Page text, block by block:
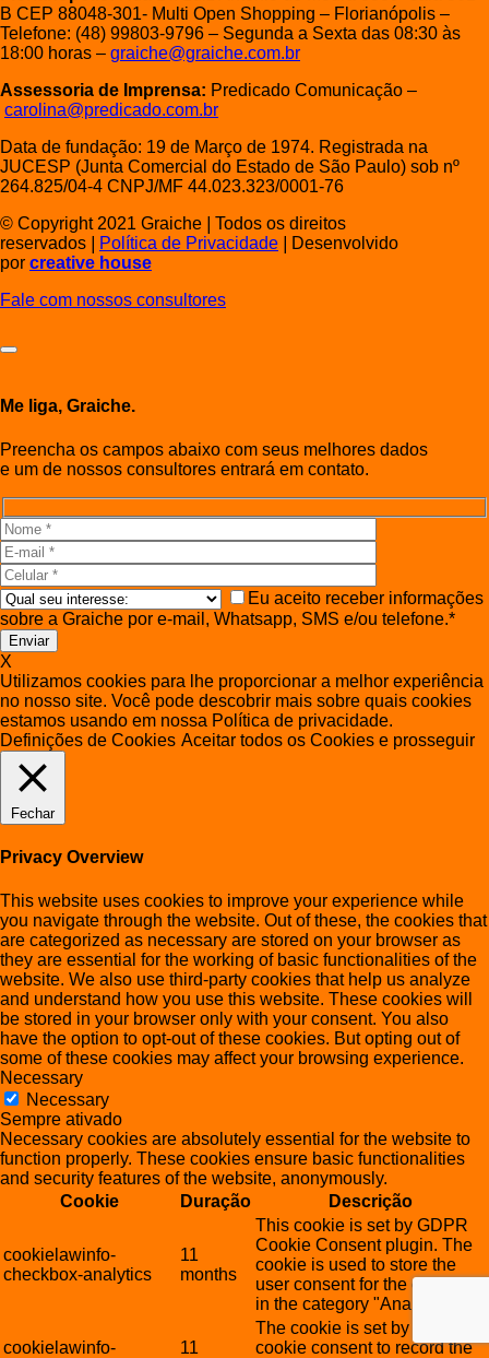
B CEP 88048-301- Multi Open Shopping – Florianópolis –
Telefone: (48) 99803-9796 – Segunda a Sexta das 08:30 às
18:00 horas – graiche@graiche.com.br
Assessoria de Imprensa: Predicado Comunicação –
carolina@predicado.com.br
Data de fundação: 19 de Março de 1974. Registrada na
JUCESP (Junta Comercial do Estado de São Paulo) sob nº
264.825/04-4 CNPJ/MF 44.023.323/0001-76
© Copyright 2021 Graiche
Todos os direitos
reservados
Política de Privacidade
Desenvolvido
por creative house
Fale com nossos consultores
Me liga, Graiche.
Preencha os campos abaixo com seus melhores dados
e um de nossos consultores entrará em contato.
Eu aceito receber informações
sobre a Graiche por e-mail, Whatsapp, SMS e/ou telefone.*
X
Utilizamos cookies para lhe proporcionar a melhor experiência
no nosso site. Você pode descobrir mais sobre quais cookies
estamos usando em nossa Política de privacidade.
Definições de Cookies Aceitar todos os Cookies e prosseguir
Fechar
Privacy Overview
This website uses cookies to improve your experience while
you navigate through the website. Out of these, the cookies that
are categorized as necessary are stored on your browser as
they are essential for the working of basic functionalities of the
website. We also use third-party cookies that help us analyze
and understand how you use this website. These cookies will
be stored in your browser only with your consent. You also
have the option to opt-out of these cookies. But opting out of
some of these cookies may affect your browsing experience.
Necessary
Necessary
Sempre ativado
Necessary cookies are absolutely essential for the website to
function properly. These cookies ensure basic functionalities
and security features of the website, anonymously.
Cookie
Duração Descrição
cookielawinfo-
checkbox-analytics
11
months
This cookie is set by GDPR
Cookie Consent plugin. The
cookie is used to store the
user consent for the cookies
in the category "Analytics".
cookielawinfo-
11
The cookie is set by GDPR
cookie consent to record the